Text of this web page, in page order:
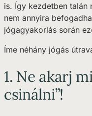
is. Így kezdetben talán
nem annyira
jógagyakorlás során
Íme néhány jógás
1. Ne akarj
csinálni”!